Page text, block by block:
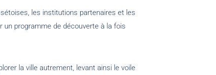
les institutions partenaires et les
programme de découverte à la fois
la ville autrement, levant ainsi le voile